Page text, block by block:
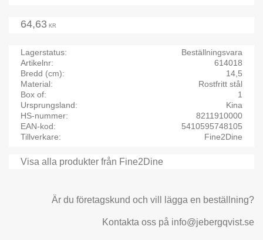
64,63 KR
Lagerstatus
Beställningsvara
Artikelnr
614018
Bredd (cm)
14,5
Material
Rostfritt stål
Box of
1
Ursprungsland
Kina
HS-nummer
8211910000
EAN-kod
5410595748105
Tillverkare
Fine2Dine
Visa alla produkter från Fine2Dine
Är du företagskund och vill lägga en beställning?
Kontakta oss på info@jebergqvist.se